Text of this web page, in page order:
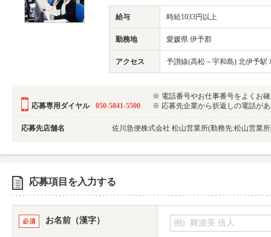
給与 時給1033円以上
勤務地 愛媛県 伊予郡
アクセス 予讃線(高松－宇和島) 北伊予駅
応募専用ダイヤル 050-5841-5500
※ 電話番号やお仕事番号をよくお
※ 応募先企業から折返しの電話が
応募先店舗名 佐川急便株式会社 松山営業所(勤務先:松山営業
応募項目を入力する
お名前（漢字）